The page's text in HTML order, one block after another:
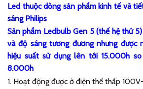
Led thuộc dòng sản phẩm kinh tế và
sáng Philips
Sản phẩm Ledbulb Gen 5 (thế hệ thứ
và độ sáng tương đương nhưng được
hiệu suất sử dụng lên tới 15.000h
8.000h
1. Hoạt động được ở điện thế thấp